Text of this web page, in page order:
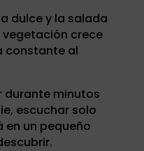
dulce y la salada
vegetación crece
constante al
durante minutos
escuchar solo
en un pequeño